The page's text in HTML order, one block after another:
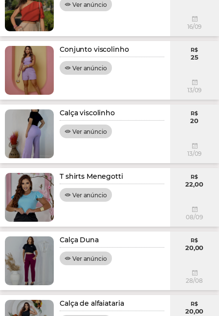
Ver anúncio
16/09
Conjunto viscolinho
Ver anúncio
R$
25
13/09
Calça viscolinho
Ver anúncio
R$
20
13/09
T shirts Menegotti
Ver anúncio
R$
22,00
08/09
Calça Duna
Ver anúncio
R$
20,00
28/08
Calça de alfaiataria R$
20,00